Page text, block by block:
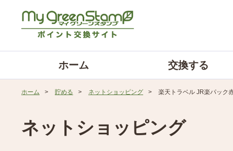
ホーム 交換する
ホーム > 貯める > ネットショッピング > 楽天トラベル JR楽パック
ネットショッピング